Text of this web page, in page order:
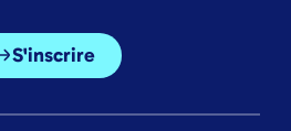
S'inscrire